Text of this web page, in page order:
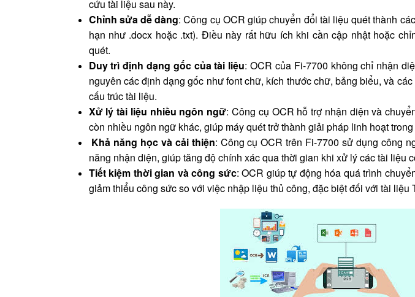
cứu tài liệu sau này.
Chỉnh sửa dễ dàng: Công cụ OCR giúp chuyển đổi tài liệu quét thành
hạn như .docx hoặc .txt). Điều này rất hữu ích khi cần cập nhật hoặc
quét.
Duy trì định dạng gốc của tài liệu: OCR của Fi-7700 không chỉ nhận
nguyên các định dạng gốc như font chữ, kích thước chữ, bảng biểu, và
cấu trúc tài liệu.
Xử lý tài liệu nhiều ngôn ngữ: Công cụ OCR hỗ trợ nhận diện và
còn nhiều ngôn ngữ khác, giúp máy quét trở thành giải pháp linh hoạt
Khả năng học và cải thiện: Công cụ OCR trên Fi-7700 sử dụng công
năng nhận diện, giúp tăng độ chính xác qua thời gian khi xử lý các tài liệu
Tiết kiệm thời gian và công sức: OCR giúp tự động hóa quá trình
giảm thiểu công sức so với việc nhập liệu thủ công, đặc biệt đối với tài liệu